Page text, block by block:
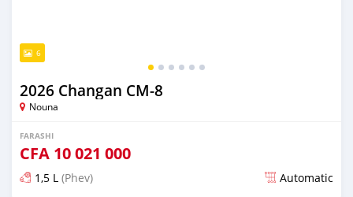
6
2026 Changan CM-8
Nouna
FARASHI
CFA 10 021 000
1,5 L (Phev) Automatic